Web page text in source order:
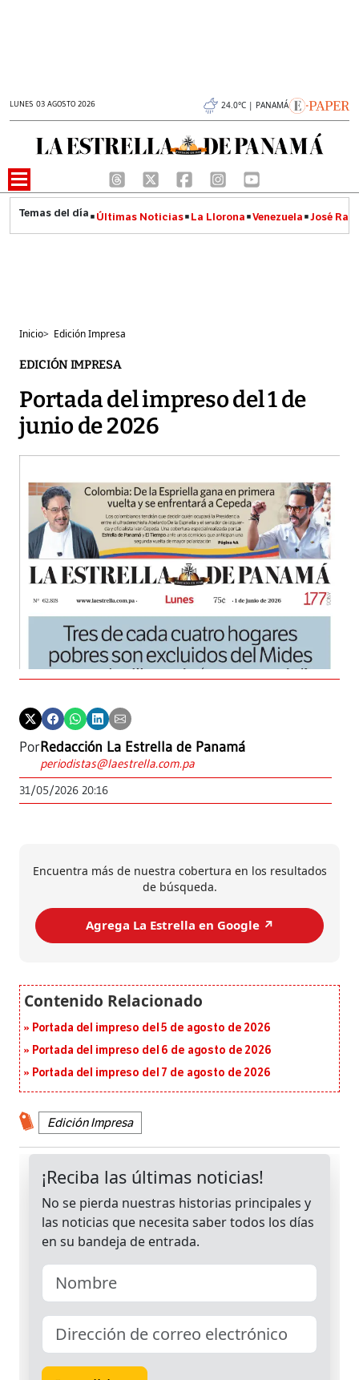
LUNES 03 AGOSTO 2026 24.0°C | PANAMÁ
Últimas Noticias La Llorona Venezuela José
Inicio> Edición Impresa
EDICIÓN IMPRESA
Portada del impreso del 1 de
junio de 2026
PorRedacción La Estrella de Panamá
periodistas@laestrella.com.pa
31/05/2026 20:16
Encuentra más de nuestra cobertura en los resultados
de búsqueda.
Agrega La Estrella en Google ↗️
Portada del impreso del 5 de agosto de 2026
Portada del impreso del 6 de agosto de 2026
Portada del impreso del 7 de agosto de 2026
Edición Impresa